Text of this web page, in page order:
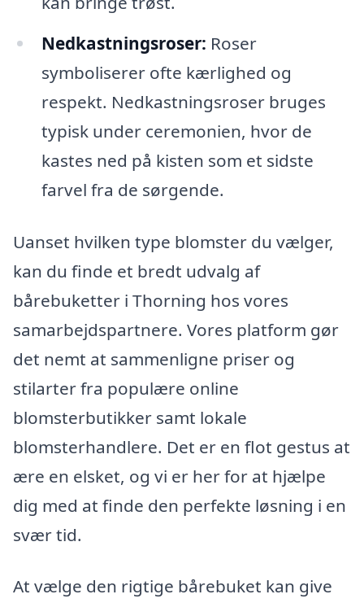
Nedkastningsroser: Roser
symboliserer ofte kærlighed og
respekt. Nedkastningsroser bruges
typisk under ceremonien, hvor de
kastes ned på kisten som et sidste
farvel fra de sørgende.
Uanset hvilken type blomster du vælger,
kan du finde et bredt udvalg af
bårebuketter i Thorning hos vores
samarbejdspartnere. Vores platform gør
det nemt at sammenligne priser og
stilarter fra populære online
blomsterbutikker samt lokale
blomsterhandlere. Det er en flot gestus at
ære en elsket, og vi er her for at hjælpe
dig med at finde den perfekte løsning i en
svær tid.
At vælge den rigtige bårebuket kan give